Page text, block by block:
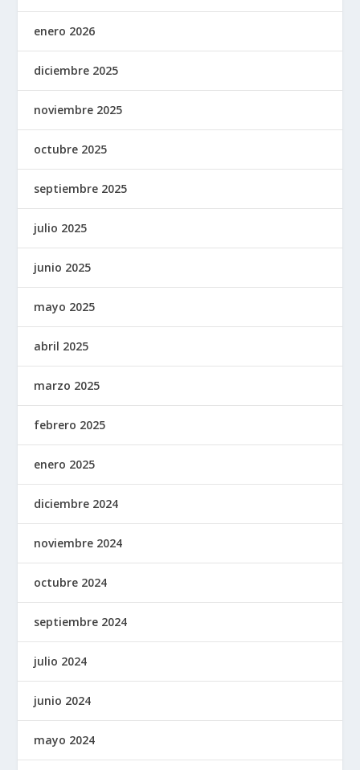
enero 2026
diciembre 2025
noviembre 2025
octubre 2025
septiembre 2025
julio 2025
junio 2025
mayo 2025
abril 2025
marzo 2025
febrero 2025
enero 2025
diciembre 2024
noviembre 2024
octubre 2024
septiembre 2024
julio 2024
junio 2024
mayo 2024